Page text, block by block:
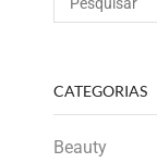
CATEGORIAS
Beauty